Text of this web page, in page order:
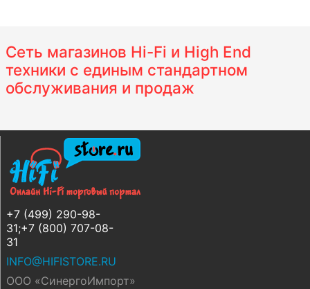
Сеть магазинов Hi-Fi и High End
техники с единым стандартном
обслуживания и продаж
+7 (499) 290-98-
31;+7 (800) 707-08-
31
INFO@HIFISTORE.RU
ООО «СинергоИмпорт»